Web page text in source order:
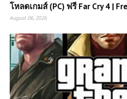
โหลดเกมส์ (PC) ฟรี Far Cry 4 |
August 06, 2026